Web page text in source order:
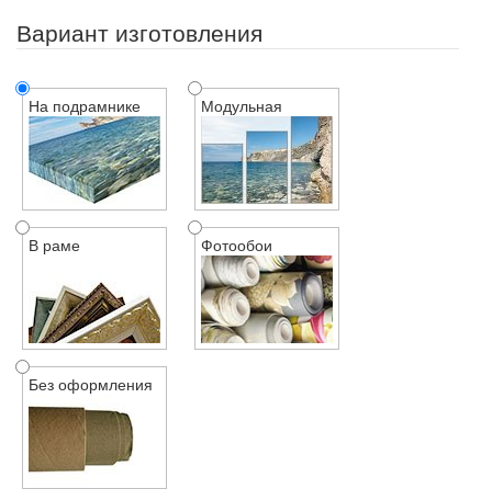
Вариант изготовления
На подрамнике Модульная
В раме Фотообои
Без оформления